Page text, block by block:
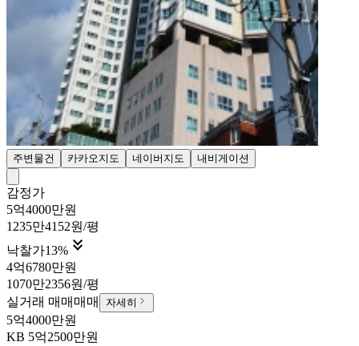
주변물건 카카오지도 네이버지도 내비게이션
감정가
5억4000만원
1235만4152원/평
낙찰가13% 
4억6780만원
1070만2356원/평
실거래 매매 매매 자세히
5억4000만원
KB 5억2500만원